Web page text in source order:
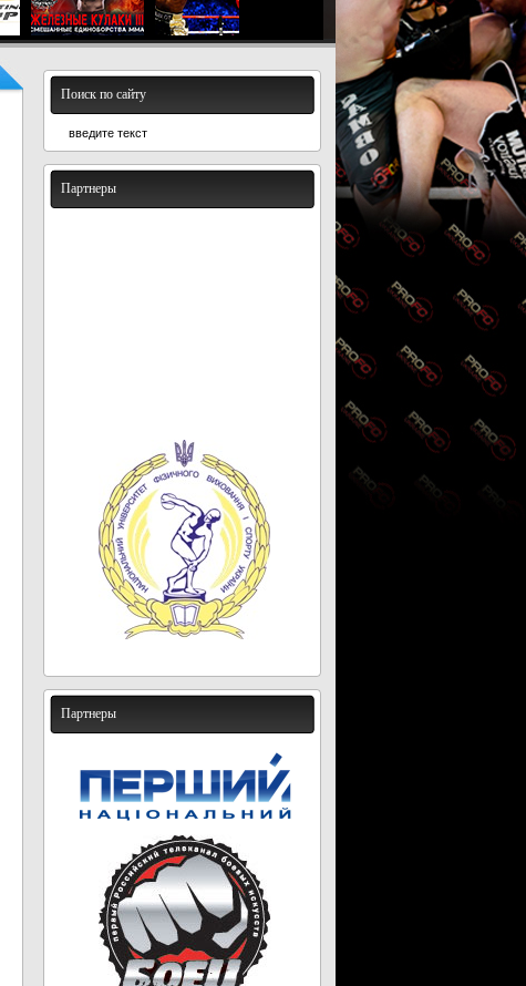
Поиск по сайту
Партнеры
Партнеры